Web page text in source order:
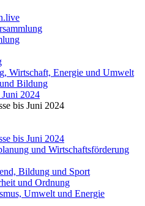
Wirtschaft, Energie und Umwelt
Bildung
Juni 2024
bis Juni 2024
bis Juni 2024
und Wirtschaftsförderung
Bildung und Sport
und Ordnung
Umwelt und Energie